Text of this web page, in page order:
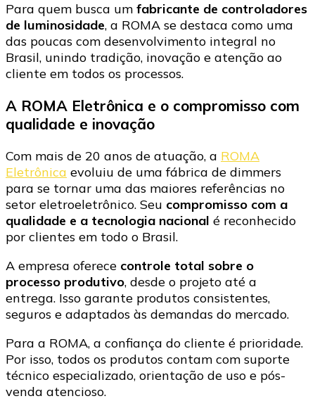
Para quem busca um fabricante de controladores
de luminosidade, a ROMA se destaca como uma
das poucas com desenvolvimento integral no
Brasil, unindo tradição, inovação e atenção ao
cliente em todos os processos.
A ROMA Eletrônica e o compromisso com
qualidade e inovação
Com mais de 20 anos de atuação, a ROMA
Eletrônica evoluiu de uma fábrica de dimmers
para se tornar uma das maiores referências no
setor eletroeletrônico. Seu compromisso com a
qualidade e a tecnologia nacional é reconhecido
por clientes em todo o Brasil.
A empresa oferece controle total sobre o
processo produtivo, desde o projeto até a
entrega. Isso garante produtos consistentes,
seguros e adaptados às demandas do mercado.
Para a ROMA, a confiança do cliente é prioridade.
Por isso, todos os produtos contam com suporte
técnico especializado, orientação de uso e pós-
venda atencioso.